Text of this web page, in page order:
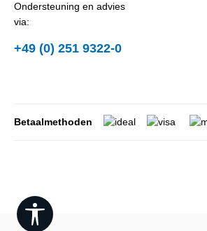
Ondersteuning en advies
via:
+49 (0) 251 9322-0
Betaalmethoden
Show toolbar